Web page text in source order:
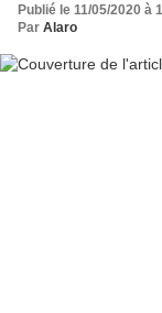
Publié le 11/05/2020 à
Par Alaro